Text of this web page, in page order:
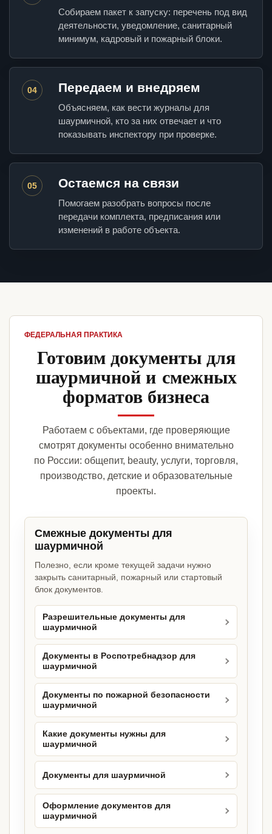
Собираем пакет к запуску: перечень под вид
деятельности, уведомление, санитарный
минимум, кадровый и пожарный блоки.
04 Передаем и внедряем
Объясняем, как вести журналы для
шаурмичной, кто за них отвечает и что
показывать инспектору при проверке.
05 Остаемся на связи
Помогаем разобрать вопросы после
передачи комплекта, предписания или
изменений в работе объекта.
ФЕДЕРАЛЬНАЯ ПРАКТИКА
Готовим документы для
шаурмичной и смежных
форматов бизнеса
Работаем с объектами, где проверяющие
смотрят документы особенно внимательно
по России: общепит, beauty, услуги, торговля,
производство, детские и образовательные
проекты.
Смежные документы для
шаурмичной
Полезно, если кроме текущей задачи нужно
закрыть санитарный, пожарный или стартовый
блок документов.
Разрешительные документы для
шаурмичной
Документы в Роспотребнадзор для
шаурмичной
Документы по пожарной безопасности
шаурмичной
Какие документы нужны для
шаурмичной
Документы для шаурмичной
Оформление документов для
шаурмичной